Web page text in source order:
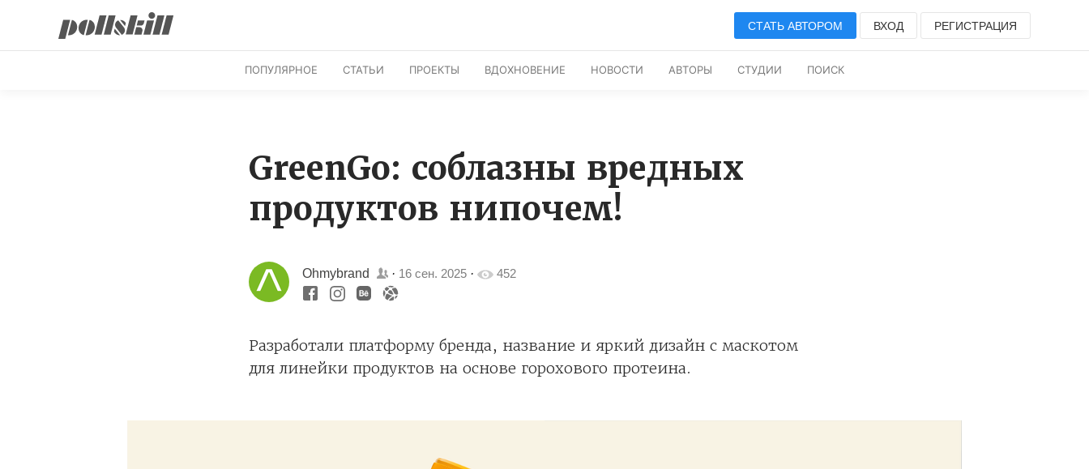
СТАТЬ АВТОРОМ ВХОД РЕГИСТРАЦИЯ
ПОПУЛЯРНОЕ СТАТЬИ ПРОЕКТЫ ВДОХНОВЕНИЕ НОВОСТИ АВТОРЫ СТУДИИ ПОИСК
GreenGo: соблазны вредных
продуктов нипочем!
Ohmybrand · 16 сен. 2025· 452
Разработали платформу бренда, название и яркий дизайн с маскотом
для линейки продуктов на основе горохового протеина.